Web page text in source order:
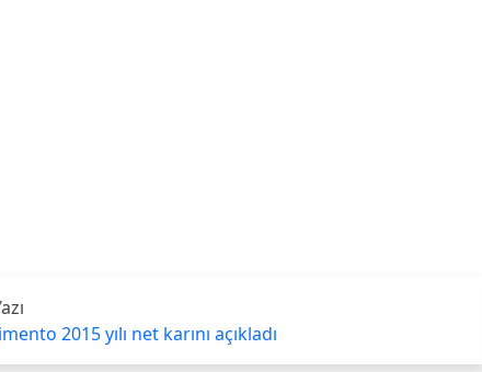
2015 yılı net karını açıkladı